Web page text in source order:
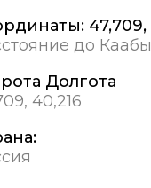
47,709,
до
Долгота
40,216